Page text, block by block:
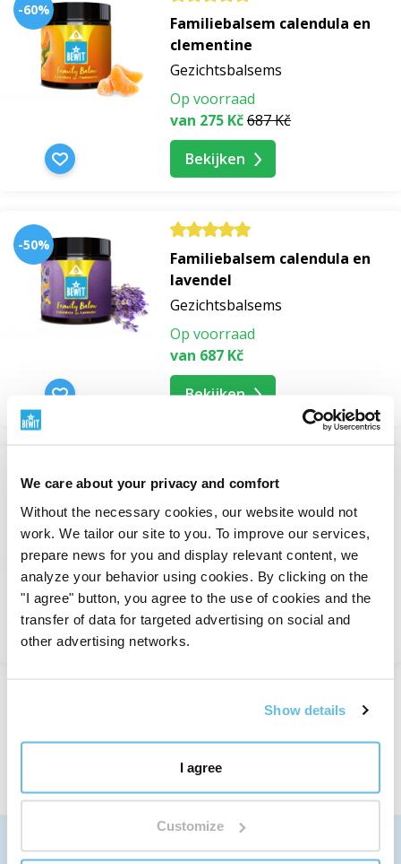
We care about your privacy and comfort
Without the necessary cookies, our website would not
work. We tailor our site to you. To improve our services,
prepare news for you and display relevant content, we
analyze your behavior using cookies. By clicking on the
"I agree" button, you agree to the use of cookies and the
transfer of data for targeted advertising on social and
other advertising networks.
Show details
I agree
Customize
-60%
Familiebalsem calendula en
clementine
Gezichtsbalsems
Op voorraad
van 275 Kč687 Kč
Bekijken
-50%
Familiebalsem calendula en
lavendel
Gezichtsbalsems
Op voorraad
van 687 Kč
Bekijken
-25%
Familiebalsem calendula en
wierook
Gezichtsbalsems
Op voorraad
van 515 Kč 687 Kč
Bekijken
Weergegeven 1 tot 3 van 3 records
WE VERZENDEN WERELDWIJD